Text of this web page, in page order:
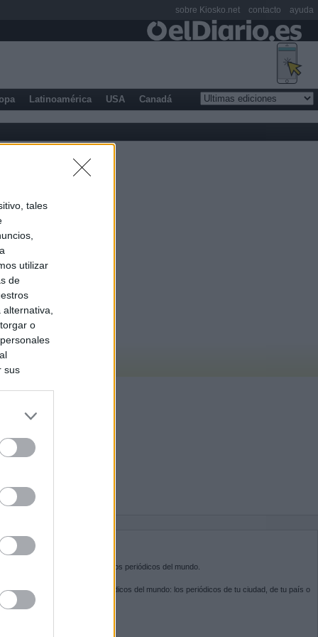
tales
utilizar
de
o
sus
Latinoamérica USA Canadá
KIOSKO.NET
es la puerta de entrada a los periódicos del mundo.
por las portadas de los periódicos del mundo: los periódicos de tu ciudad, de tu país o
otro extremo del mundo.
sobre Kiosko.net contacto ayuda